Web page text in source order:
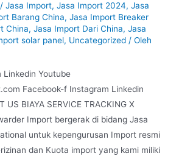
/ Jasa Import, Jasa Import 2024, Jasa
Barang China, Jasa Import Breaker
China, Jasa Import Dari China, Jasa
solar panel, Uncategorized/ Oleh
Youtube
Facebook-f Instagram Linkedin
US BIAYA SERVICE TRACKING X
Import bergerak di bidang Jasa
untuk kepengurusan Import resmi
dan Kuota import yang kami miliki